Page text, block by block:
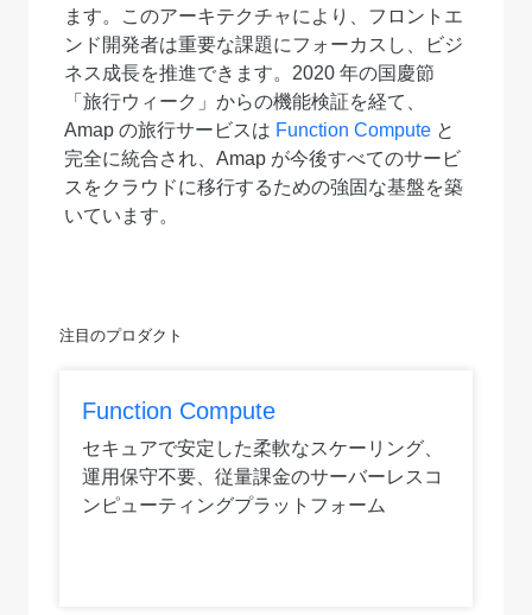
ます。このアーキテクチャにより、フロントエ
ンド開発者は重要な課題にフォーカスし、ビジ
ネス成長を推進できます。2020 年の国慶節
「旅行ウィーク」からの機能検証を経て、
Amap の旅行サービスは Function Computeと
完全に統合され、Amap が今後すべてのサービ
スをクラウドに移行するための強固な基盤を築
いています。
注目のプロダクト
Function Compute
セキュアで安定した柔軟なスケーリング、
運用保守不要、従量課金のサーバーレスコ
ンピューティングプラットフォーム